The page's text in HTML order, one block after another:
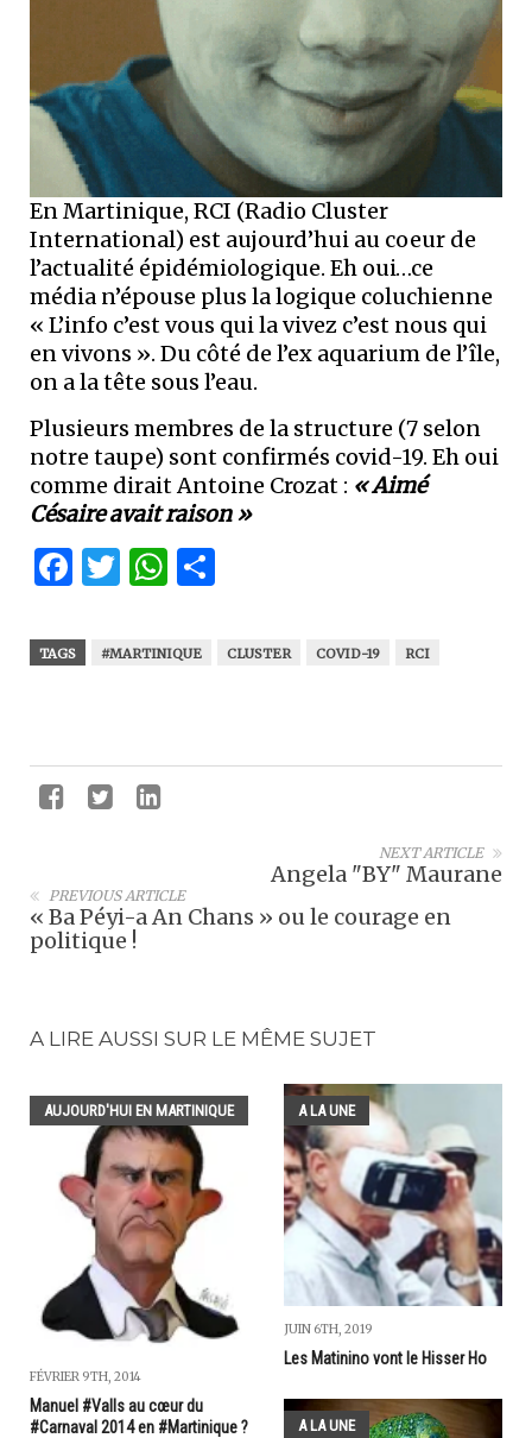
En Martinique, RCI (Radio Cluster
International) est aujourd’hui au coeur de
l’actualité épidémiologique. Eh oui…ce
média n’épouse plus la logique coluchienne
« L’info c’est vous qui la vivez c’est nous qui
en vivons ». Du côté de l’ex aquarium de l’île,
on a la tête sous l’eau.
Plusieurs membres de la structure (7 selon
notre taupe) sont confirmés covid-19. Eh oui
comme dirait Antoine Crozat : « Aimé
Césaire avait raison »
Facebook
Twitter
WhatsApp
TAGS #MARTINIQUE CLUSTER COVID-19 RCI
NEXT ARTICLE
Angela "BY" Maurane
PREVIOUS ARTICLE
« Ba Péyi-a An Chans » ou le courage en
politique !
A LIRE AUSSI SUR LE MÊME SUJET
AUJOURD'HUI EN MARTINIQUE
FÉVRIER 9TH, 2014
Manuel #Valls au cœur du
#Carnaval 2014 en #Martinique ?
A LA UNE
JUIN 6TH, 2019
Les Matinino vont le Hisser Ho
A LA UNE